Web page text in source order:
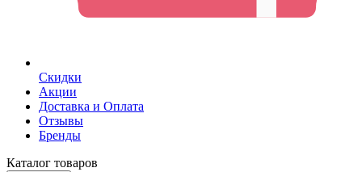
Скидки
Акции
Доставка и Оплата
Отзывы
Бренды
Каталог товаров